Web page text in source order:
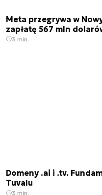
Meta przegrywa w
zapłatę 567 mln
3 min.
Domeny .ai i .tv.
Tuvalu
3 min.